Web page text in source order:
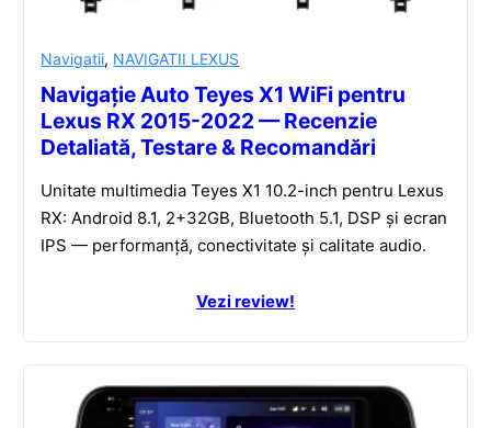
Navigatii, NAVIGATII LEXUS
Navigație Auto Teyes X1 WiFi pentru
Lexus RX 2015-2022 — Recenzie
Detaliată, Testare & Recomandări
Unitate multimedia Teyes X1 10.2-inch pentru Lexus
RX: Android 8.1, 2+32GB, Bluetooth 5.1, DSP și ecran
IPS — performanță, conectivitate și calitate audio.
Vezi review!